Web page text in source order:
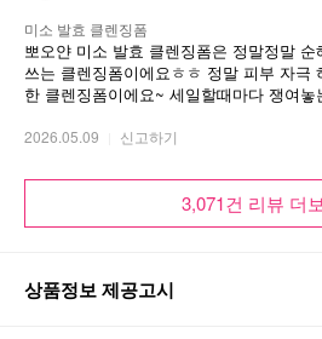
미소 발효 클렌징폼
뽀오얀 미소 발효 클렌징폼은 정말정말 순
쓰는 클렌징폼이에요ㅎㅎ 정말 피부 자극
한 클렌징폼이에요~ 세일할때마다 쟁여
하며 잘 사용하고 있습니다~
2026.05.09 신고하기
3,071건 리뷰 더
상품정보 제공고시